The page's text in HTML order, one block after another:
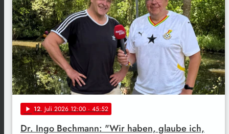
play_arrow 12. Juli 2026 12:00 · 45:52
Dr. Ingo Bechmann: "Wir haben, glaube ich,